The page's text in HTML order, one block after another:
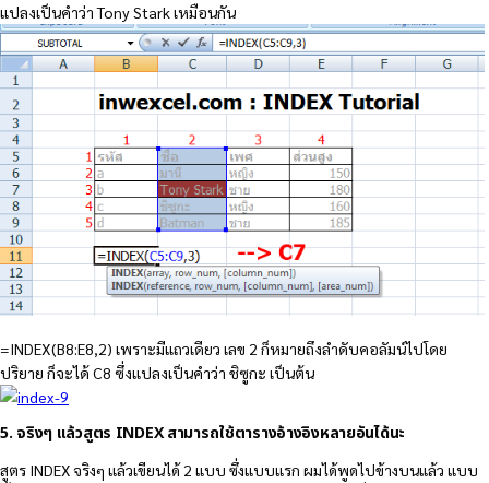
แปลงเป็นคำว่า Tony Stark เหมือนกัน
=INDEX(ฺB8:E8,2) เพราะมีแถวเดียว เลข 2 ก็หมายถึงลำดับคอลัมน์ไปโดย
ปริยาย ก็จะได้ C8 ซึ่งแปลงเป็นคำว่า ชิซูกะ เป็นต้น
5. จริงๆ แล้วสูตร INDEX สามารถใช้ตารางอ้างอิงหลายอันได้นะ
สูตร INDEX จริงๆ แล้วเขียนได้ 2 แบบ ซึ่งแบบแรก ผมได้พูดไปข้างบนแล้ว แบบ